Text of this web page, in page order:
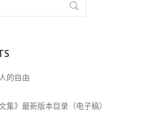
的自由
集》最新版本目录（电子稿）